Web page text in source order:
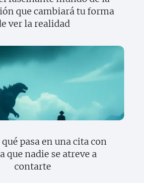
que cambiará tu forma
ver la realidad
pasa en una cita con
que nadie se atreve a
contarte